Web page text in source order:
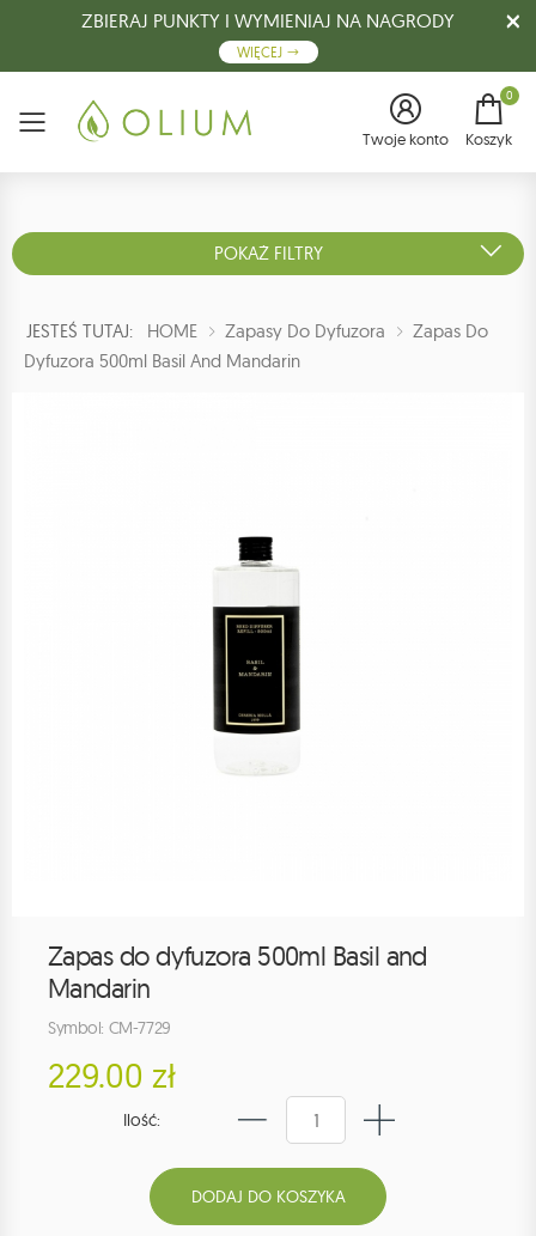
ZBIERAJ PUNKTY I WYMIENIAJ NA NAGRODY
WIĘCEJ
Menu Twoje konto
0
Koszyk
POKAŻ FILTRY
JESTEŚ TUTAJ: HOME Zapasy Do Dyfuzora
Zapas Do
Dyfuzora 500ml Basil And Mandarin
Zapas do dyfuzora 500ml Basil and
Mandarin
Symbol: CM-7729
229.00 zł
Ilość: